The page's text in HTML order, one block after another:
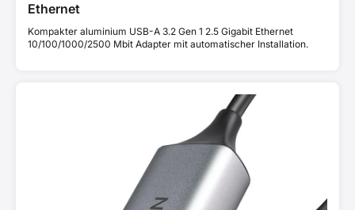
Ethernet
Kompakter aluminium USB-A 3.2 Gen 1 2.5 Gigabit Ethernet
10/100/1000/2500 Mbit Adapter mit automatischer Installation.